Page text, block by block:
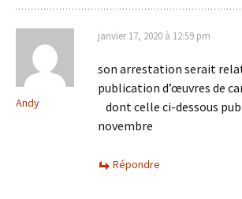
Andy
janvier 17, 2020 à 12:59 pm
son arrestation serait
publication d’œuvres de
dont celle ci-dessous
novembre
Répondre